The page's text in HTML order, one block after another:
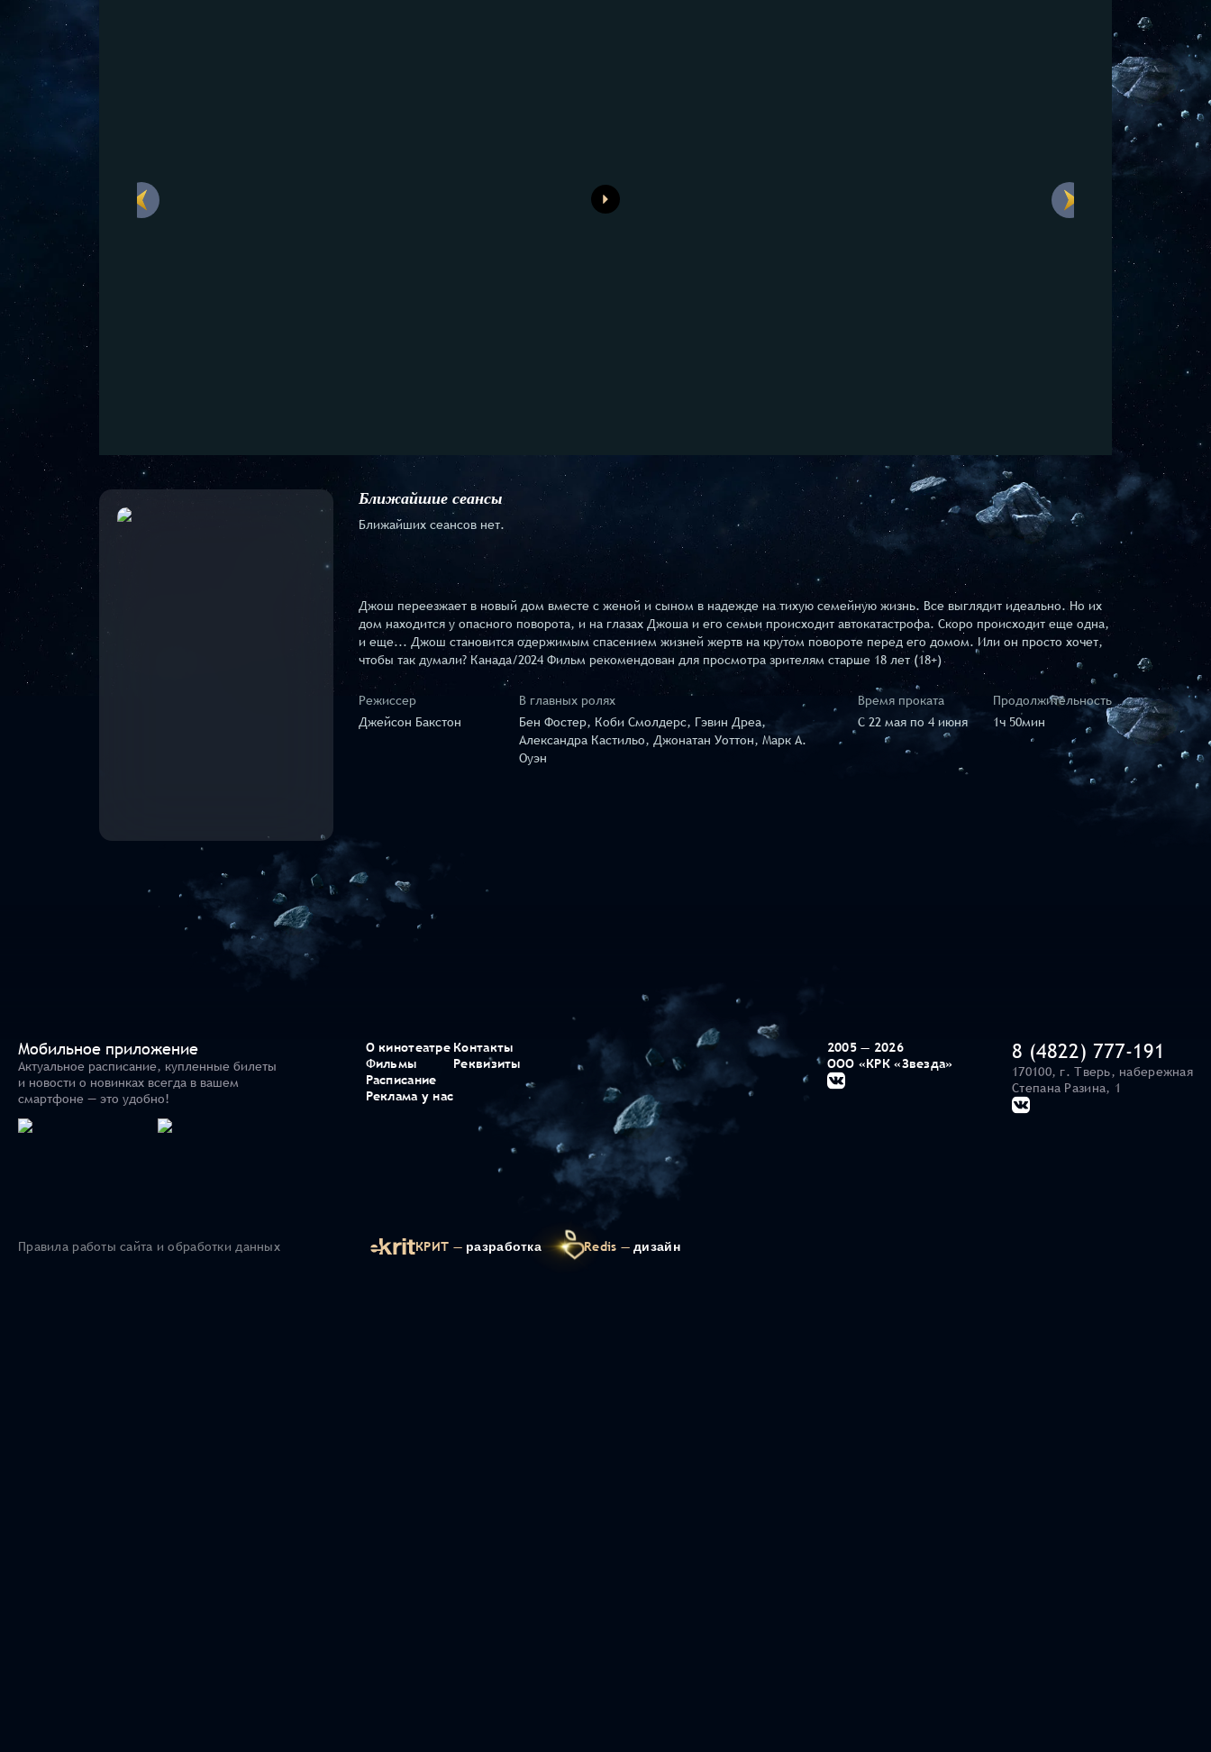
Ближайшие сеансы
Ближайших сеансов нет.
Джош переезжает в новый дом вместе с женой и сыном в надежде на тихую семейную жизнь. Все выглядит идеально. Но их
дом находится у опасного поворота, и на глазах Джоша и его семьи происходит автокатастрофа. Скоро происходит еще одна,
и еще... Джош становится одержимым спасением жизней жертв на крутом повороте перед его домом. Или он просто хочет,
чтобы так думали? Канада/2024 Фильм рекомендован для просмотра зрителям старше 18 лет (18+)
Режиссер
Джейсон Бакстон
В главных ролях
Бен Фостер, Коби Смолдерс, Гэвин Дреа,
Александра Кастильо, Джонатан Уоттон, Марк А.
Оуэн
Время проката
C 22 мая по 4 июня
Продолжительность
1ч 50мин
Мобильное приложение
Актуальное расписание, купленные билеты
и новости о новинках всегда в вашем
смартфоне — это удобно!
8 (4822) 777-191
170100, г. Тверь, набережная
Степана Разина, 1
О кинотеатре
Фильмы
Расписание
Реклама у нас
Контакты
Реквизиты
2005 — 2026
ООО «КРК «Звезда»
Правила работы сайта и обработки данных КРИТ — разработка Redis —дизайн